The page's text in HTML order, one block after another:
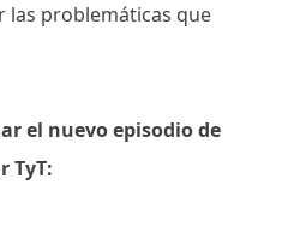
las problemáticas que
el nuevo episodio de
TyT: